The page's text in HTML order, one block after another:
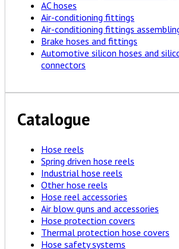
AC hoses
Air-conditioning fittings
Air-conditioning fittings
Brake hoses and fittings
Automotive silicon hoses and
connectors
Catalogue
Hose reels
Spring driven hose reels
Industrial hose reels
Other hose reels
Hose reel accessories
Air blow guns and accessories
Hose protection covers
Thermal protection hose covers
Hose safety systems